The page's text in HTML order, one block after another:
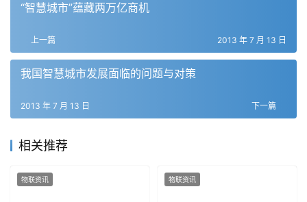
“智慧城市”蕴藏两万亿商机
上一篇 2013 年 7 月 13 日
我国智慧城市发展面临的问题与对策
下一篇
2013 年 7 月 13 日
相关推荐
物联资讯 物联资讯